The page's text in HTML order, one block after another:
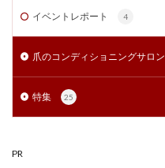
イベントレポート 4
爪のコンディショニングサロン
特集 25
PR